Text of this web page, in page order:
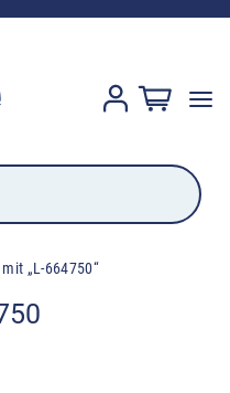
„L-664750“